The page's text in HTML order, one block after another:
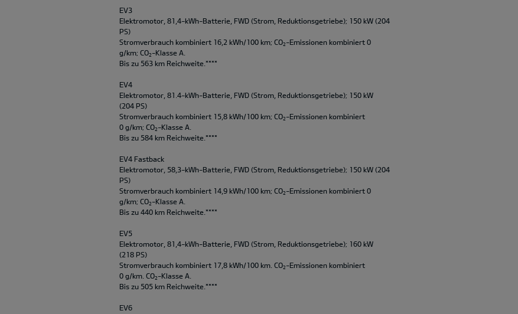
EV3
Elektromotor, 81,4-kWh-Batterie, FWD (Strom, Reduktionsgetriebe); 150 kW (204
PS)
Stromverbrauch kombiniert 16,2 kWh/100 km; CO2 -Emissionen kombiniert 0
g/km; CO2 -Klasse A.
Bis zu 563 km Reichweite.****
EV4
Elektromotor, 81.4-kWh-Batterie, FWD (Strom, Reduktionsgetriebe); 150 kW
(204 PS)
Stromverbrauch kombiniert 15,8 kWh/100 km; CO2 -Emissionen kombiniert
0 g/km; CO2 -Klasse A.
Bis zu 584 km Reichweite.****
EV4 Fastback
Elektromotor, 58,3-kWh-Batterie, FWD (Strom, Reduktionsgetriebe); 150 kW (204
PS)
Stromverbrauch kombiniert 14,9 kWh/100 km; CO2 -Emissionen kombiniert 0
g/km; CO2 -Klasse A.
Bis zu 440 km Reichweite.****
EV5
Elektromotor, 81,4-kWh-Batterie, FWD (Strom, Reduktionsgetriebe); 160 kW
(218 PS)
Stromverbrauch kombiniert 17,8 kWh/100 km. CO2 -Emissionen kombiniert
0 g/km. CO2 -Klasse A.
Bis zu 505 km Reichweite.****
EV6